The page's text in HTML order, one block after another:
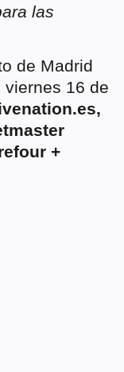
las
de Madrid
16 de
+